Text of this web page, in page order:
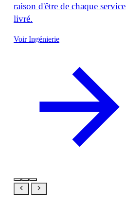
raison d'être de chaque service
livré.
Voir Ingénierie